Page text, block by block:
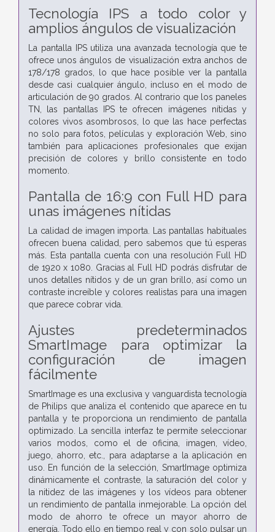
Tecnología IPS a todo color y
amplios ángulos de visualización
La pantalla IPS utiliza una avanzada tecnología que te
ofrece unos ángulos de visualización extra anchos de
178/178 grados, lo que hace posible ver la pantalla
desde casi cualquier ángulo, incluso en el modo de
articulación de 90 grados. Al contrario que los paneles
TN, las pantallas IPS te ofrecen imágenes nítidas y
colores vivos asombrosos, lo que las hace perfectas
no solo para fotos, películas y exploración Web, sino
también para aplicaciones profesionales que exijan
precisión de colores y brillo consistente en todo
momento.
Pantalla de 16:9 con Full HD para
unas imágenes nítidas
La calidad de imagen importa. Las pantallas habituales
ofrecen buena calidad, pero sabemos que tú esperas
más. Esta pantalla cuenta con una resolución Full HD
de 1920 x 1080. Gracias al Full HD podrás disfrutar de
unos detalles nítidos y de un gran brillo, así como un
contraste increíble y colores realistas para una imagen
que parece cobrar vida.
Ajustes predeterminados
SmartImage para optimizar la
configuración de imagen
fácilmente
SmartImage es una exclusiva y vanguardista tecnología
de Philips que analiza el contenido que aparece en tu
pantalla y te proporciona un rendimiento de pantalla
optimizado. La sencilla interfaz te permite seleccionar
varios modos, como el de oficina, imagen, vídeo,
juego, ahorro, etc., para adaptarse a la aplicación en
uso. En función de la selección, SmartImage optimiza
dinámicamente el contraste, la saturación del color y
la nitidez de las imágenes y los vídeos para obtener
un rendimiento de pantalla inmejorable. La opción del
modo de ahorro te ofrece un mayor ahorro de
energía. Todo ello en tiempo real y con solo pulsar un